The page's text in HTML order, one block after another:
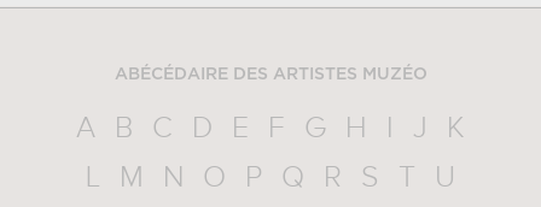
ABÉCÉDAIRE DES ARTISTES MUZÉO
A B C D E F G H I J
K
L
M N O P Q R S T
U